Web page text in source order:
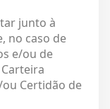
junto à
no caso de
e/ou de
ou Certidão de